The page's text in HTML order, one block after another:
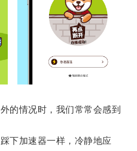
情况时，我们常常会感到
加速器一样，冷静地应